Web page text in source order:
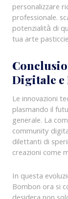
personalizzare
professionale.
potenzialità di
tua arte
Digitale e
Le innovazioni
plasmando il
generale. La
community
dilettanti di
creazioni come
In questa
Bombon ora si